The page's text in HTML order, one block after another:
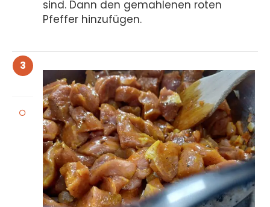
sind. Dann den gemahlenen roten
Pfeffer hinzufügen.
3